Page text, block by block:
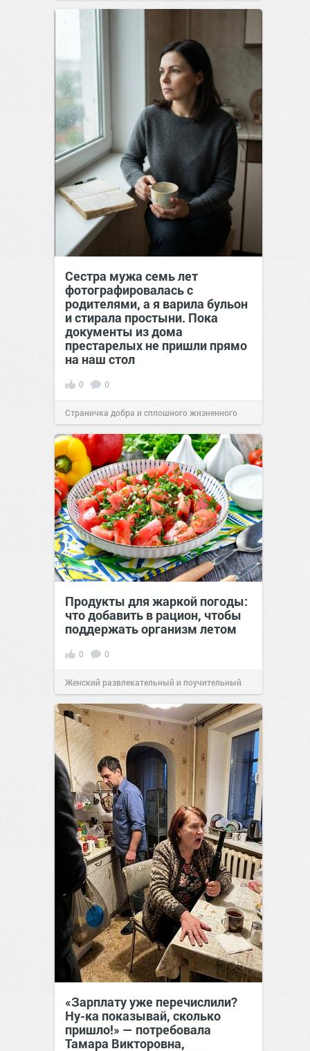
Сестра мужа семь лет
фотографировалась с
родителями, а я варила бульон
и стирала простыни. Пока
документы из дома
престарелых не пришли прямо
на наш стол
0 0
Страничка добра и сплошного жизненного
позитива!00:2907 авг 2026
Продукты для жаркой погоды:
что добавить в рацион, чтобы
поддержать организм летом
0 0
Женский развлекательный и поучительный
сайт.21:26Вчера
«Зарплату уже перечислили?
Ну-ка показывай, сколько
пришло!» — потребовала
Тамара Викторовна,